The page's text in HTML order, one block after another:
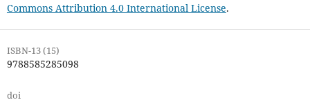
Commons Attribution 4.0 International License.
ISBN-13 (15)
9788585285098
doi